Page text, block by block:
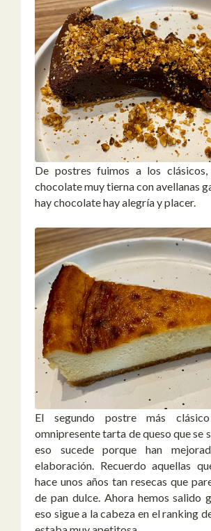
De postres fuimos a los
chocolate muy tierna con avellanas
hay chocolate hay alegría y placer.
El segundo postre más
omnipresente tarta de queso que se
eso sucede porque han
elaboración. Recuerdo aquellas
hace unos años tan resecas que
de pan dulce. Ahora hemos salido
eso sigue a la cabeza en el ranking